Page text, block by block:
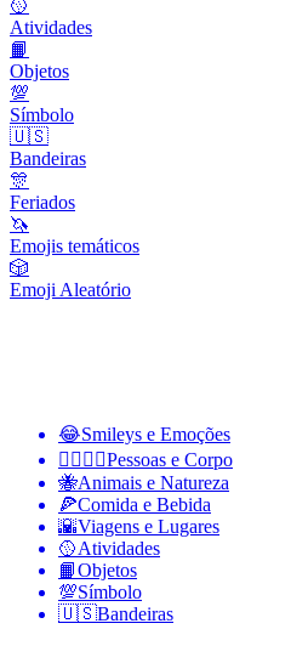
🥎
Atividades
📙
Objetos
💯
Símbolo
🇺🇸
Bandeiras
🎊
Feriados
🦄
Emojis temáticos
🎲
Emoji Aleatório
😂Smileys e Emoções
👩‍❤️‍💋‍👨Pessoas e Corpo
🐝Animais e Natureza
🍕Comida e Bebida
🌇Viagens e Lugares
🥎Atividades
📙Objetos
💯Símbolo
🇺🇸Bandeiras